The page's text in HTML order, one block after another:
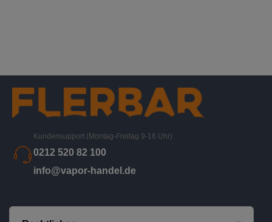
Kundensupport (Montag-Freitag 9-16 Uhr)
0212 520 82 100
info@vapor-handel.de